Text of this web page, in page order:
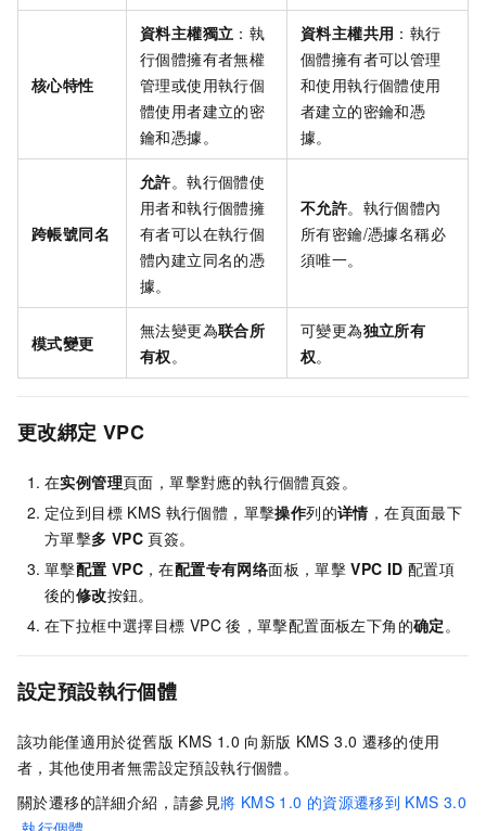
核心特性
資料主權獨立 ：執
行個體擁有者無權
管理或使用執行個
體使用者建立的密
鑰和憑據。
資料主權共用 ：執行
個體擁有者可以管理
和使用執行個體使用
者建立的密鑰和憑
據。
跨帳號同名
允許。執行個體使
用者和執行個體擁
有者可以在執行個
體內建立同名的憑
據。
不允許。執行個體內
所有密鑰/憑據名稱必
須唯一。
模式變更
無法變更為联合所
有权 。
可變更為独立所有
权。
更改綁定 VPC
在实例管理頁面，單擊對應的執行個體頁簽。
定位到目標 KMS 執行個體，單擊操作列的详情，在頁面最下
方單擊多 VPC 頁簽。
單擊配置 VPC ，在配置专有网络面板，單擊 VPC ID 配置項
後的修改按鈕。
在下拉框中選擇目標 VPC 後，單擊配置面板左下角的确定 。
設定預設執行個體
該功能僅適用於從舊版 KMS 1.0 向新版 KMS 3.0 遷移的使用
者，其他使用者無需設定預設執行個體。
關於遷移的詳細介紹，請參見將 KMS 1.0 的資源遷移到 KMS 3.0